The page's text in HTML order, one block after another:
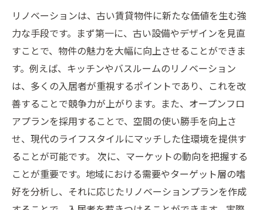
リノベーションは、古い賃貸物件に新たな価値を生む強
力な手段です。まず第一に、古い設備やデザインを見直
すことで、物件の魅力を大幅に向上させることができま
す。例えば、キッチンやバスルームのリノベーション
は、多くの入居者が重視するポイントであり、これを改
善することで競争力が上がります。また、オープンフロ
アプランを採用することで、空間の使い勝手を向上さ
せ、現代のライフスタイルにマッチした住環境を提供す
ることが可能です。 次に、マーケットの動向を把握する
ことが重要です。地域における需要やターゲット層の嗜
好を分析し、それに応じたリノベーションプランを作成